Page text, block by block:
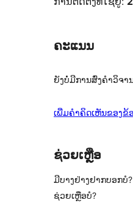
ຄະແນນ
ຍັງບໍ່ມີການສົ່ງຄຳວິຈາ
ເພີ່ມຄຳຄິດເຫັນຂອງຂ້
ຊ່ວຍເຫຼືອ
ມີບາງຢ່າງຢາກບອກບໍ
ຊ່ວຍເຫຼືອບໍ?